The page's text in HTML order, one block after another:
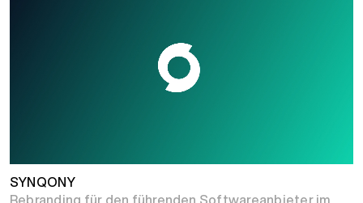
SYNQONY